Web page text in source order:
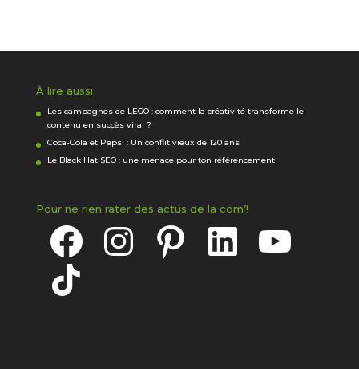
À lire aussi
Les campagnes de LEGO : comment la créativité transforme le
contenu en succès viral ?
Coca-Cola et Pepsi : Un conflit vieux de 120 ans
Le Black Hat SEO : une menace pour ton référencement
Pour ne rien rater des actus de la com’!
Facebook Instagram Pinterest LinkedIn
TikTok